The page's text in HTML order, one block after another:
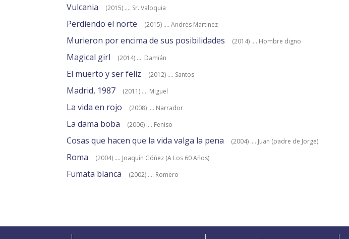
Vulcania (2015) .... Sr. Valoquia
Perdiendo el norte (2015) .... Andrés Martinez
Murieron por encima de sus posibilidades (2014) .... Hombre digno
Magical girl (2014) .... Damián
El muerto y ser feliz (2012) .... Santos
Madrid, 1987 (2011) .... Miguel
La vida en rojo (2008) .... Narrador
La dama boba (2006) .... Feniso
Cosas que hacen que la vida valga la pena (2004) .... Juan (padre de Jorge)
Roma (2004) .... Joaquín Góñez (A Los 60 Años)
Fumata blanca (2002) .... Romero